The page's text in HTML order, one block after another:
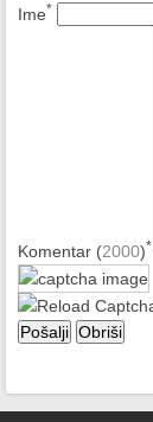
Ime*
Komentar (2000)*